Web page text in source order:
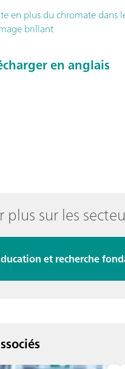
en plus du chromate dans
brillant
en anglais
plus sur les
et recherche